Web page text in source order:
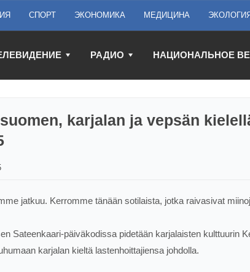
СПОРТ ЭКОНОМИКА МЕДИЦИНА ЭКОЛОГИЯ
РАДИО НАЦИОНАЛЬНОЕ
karjalan ja vepsän
jatkuu. Kerromme tänään sotilaista, jotka raivasivat
Sateenkaari-päiväkodissa pidetään karjalaisten kulttuurin
karjalan kieltä lastenhoittajiensa johdolla.